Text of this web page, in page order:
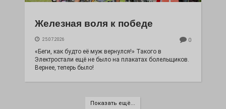
Железная воля к победе
25.07.2026 0
«Беги, как будто её муж вернулся!» Такого в
Электростали ещё не было на плакатах болельщиков.
Вернее, теперь было!
Показать ещё...